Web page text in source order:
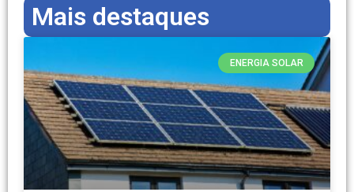
Mais destaques
ENERGIA SOLAR